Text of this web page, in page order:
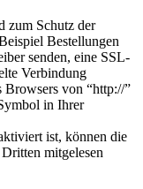
zum Schutz der
Bestellungen
senden, eine SSL-
Verbindung
Browsers von “http://”
in Ihrer
ist, können die
mitgelesen